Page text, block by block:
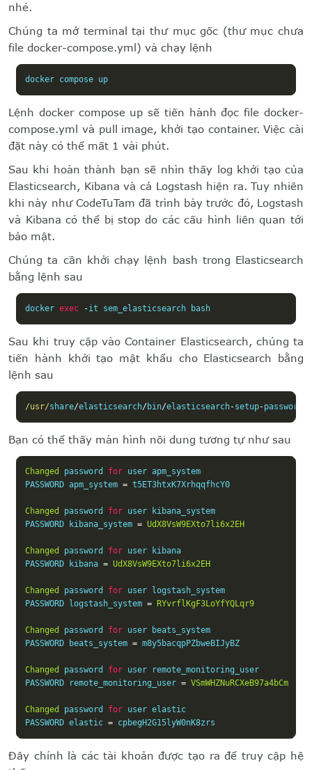
nhé.
Chúng ta mở terminal tại thư mục gốc (thư mục chưa
file docker-compose.yml) và chạy lệnh
docker compose up
Lệnh docker compose up sẽ tiến hành đọc file docker-
compose.yml và pull image, khởi tạo container. Việc cài
đặt này có thể mất 1 vài phút.
Sau khi hoàn thành bạn sẽ nhìn thấy log khởi tạo của
Elasticsearch, Kibana và cả Logstash hiện ra. Tuy nhiên
khi này như CodeTuTam đã trình bày trước đó, Logstash
và Kibana có thể bị stop do các cấu hình liên quan tới
bảo mật.
Chúng ta cần khởi chạy lệnh bash trong Elasticsearch
bằng lệnh sau
docker exec -it sem_elasticsearch bash
Sau khi truy cập vào Container Elasticsearch, chúng ta
tiến hành khởi tạo mật khẩu cho Elasticsearch bằng
lệnh sau
/usr/share/elasticsearch/bin/elasticsearch-setup-passwords
Bạn có thể thấy màn hình nôi dung tương tự như sau
Changed password for user apm_system
PASSWORD apm_system = t5ET3htxK7XrhqqfhcY0
Changed password for user kibana_system
PASSWORD kibana_system = UdX8VsW9EXto7li6x2EH
Changed password for user kibana
PASSWORD kibana = UdX8VsW9EXto7li6x2EH
Changed password for user logstash_system
PASSWORD logstash_system = RYvrflKgF3LoYfYQLqr9
Changed password for user beats_system
PASSWORD beats_system = m8y5bacqpPZbweBIJyBZ
Changed password for user remote_monitoring_user
PASSWORD remote_monitoring_user = VSmWHZNuRCXeB97a4bCm
Changed password for user elastic
PASSWORD elastic = cpbegH2G15lyW0nK8zrs
Đây chính là các tài khoản được tạo ra để truy cập hệ